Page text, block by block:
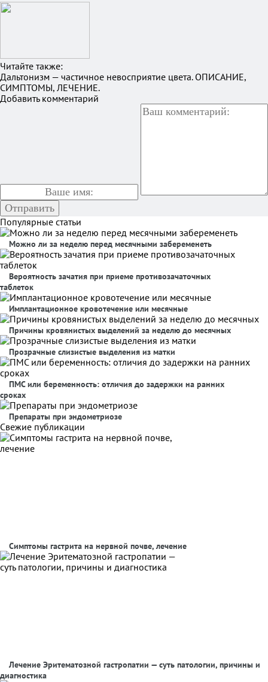
Читайте также:
Дальтонизм — частичное невосприятие цвета. ОПИСАНИЕ,
СИМПТОМЫ, ЛЕЧЕНИЕ.
Добавить комментарий
Популярные статьи
Можно ли за неделю перед месячными забеременеть
Вероятность зачатия при приеме противозачаточных
таблеток
Имплантационное кровотечение или месячные
Причины кровянистых выделений за неделю до месячных
Прозрачные слизистые выделения из матки
ПМС или беременность: отличия до задержки на ранних
сроках
Препараты при эндометриозе
Свежие публикации
Симптомы гастрита на нервной почве, лечение
Лечение Эритематозной гастропатии — суть патологии, причины и
диагностика